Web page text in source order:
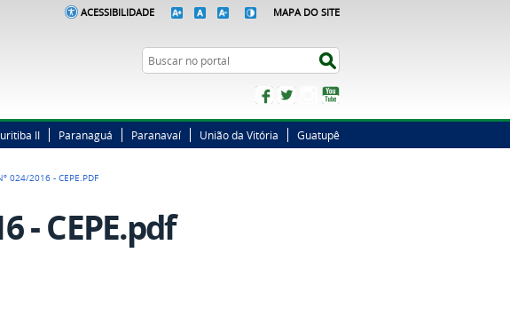
ACESSIBILIDADE MAPA DO SITE
Busca
FacebookTwitterInstagram
II Paranaguá Paranavaí União da Vitória Guatupê
024/2016 - CEPE.PDF
- CEPE.pdf